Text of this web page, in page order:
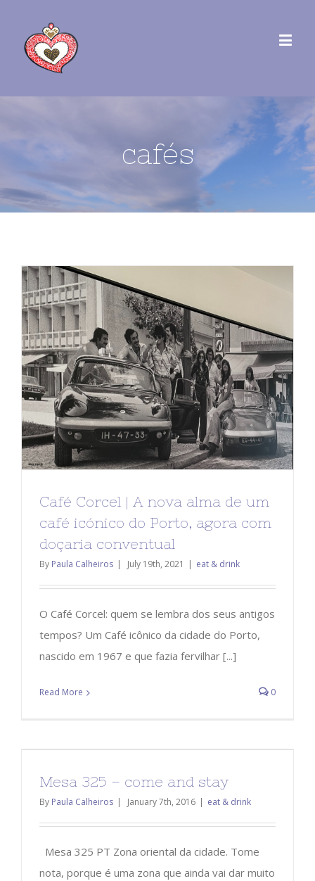
cafés
Café Corcel | A nova alma de um
café icónico do Porto, agora com
doçaria conventual
By Paula Calheiros | July 19th, 2021 | eat & drink
O Café Corcel: quem se lembra dos seus antigos
tempos? Um Café icônico da cidade do Porto,
nascido em 1967 e que fazia fervilhar [...]
Read More 0
Mesa 325 – come and stay
By Paula Calheiros | January 7th, 2016 | eat & drink
Mesa 325 PT Zona oriental da cidade. Tome
nota, porque é uma zona que ainda vai dar muito